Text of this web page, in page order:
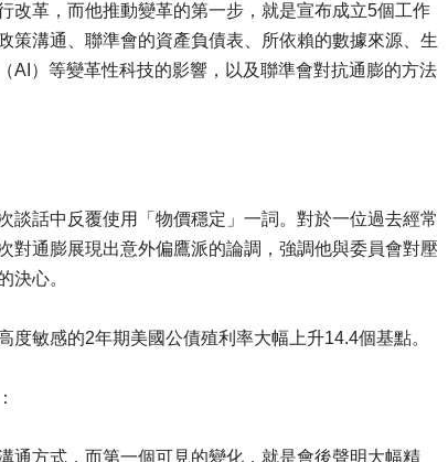
改革，而他推動變革的第一步，就是宣布成立5個工作
策溝通、聯準會的資產負債表、所依賴的數據來源、生
AI）等變革性科技的影響，以及聯準會對抗通膨的方法
談話中反覆使用「物價穩定」一詞。對於一位過去經常
對通膨展現出意外偏鷹派的論調，強調他與委員會對壓
決心。
度敏感的2年期美國公債殖利率大幅上升14.4個基點。
通方式，而第一個可見的變化，就是會後聲明大幅精